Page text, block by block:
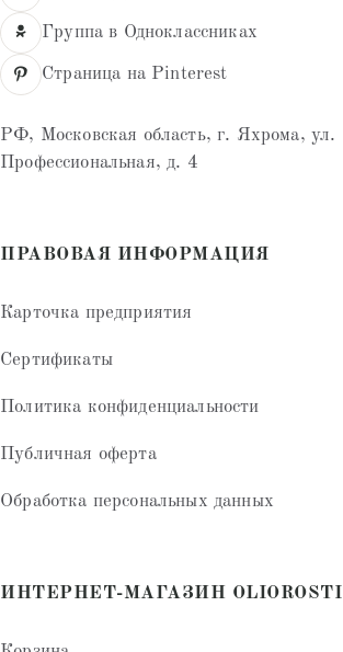
Группа в Одноклассниках
Страница на Pinterest
РФ, Московская область, г. Яхрома, ул.
Профессиональная, д. 4
ПРАВОВАЯ ИНФОРМАЦИЯ
Карточка предприятия
Сертификаты
Политика конфиденциальности
Публичная оферта
Обработка персональных данных
ИНТЕРНЕТ-МАГАЗИН OLIOROSTI